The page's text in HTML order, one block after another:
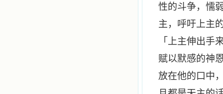
性的斗争，懦
主，呼吁上主
「上主伸出手
赋以默感的神
放在他的口中